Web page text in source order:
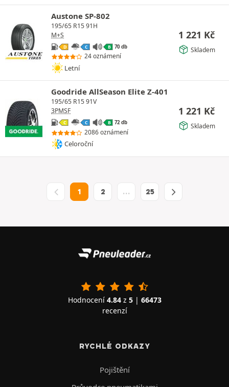
Austone SP-802
195/65 R15 91H
M+S
D C B 70 db
24 oznámení
Letní
1 221 Kč
Skladem
Goodride AllSeason Elite Z-401
195/65 R15 91V
3PMSF
C C B 72 db
2086 oznámení
Celoroční
1 221 Kč
Skladem
1 2 … 25
Hodnocení 4.84z 5| 66473
recenzí
RYCHLÉ ODKAZY
Pojištění